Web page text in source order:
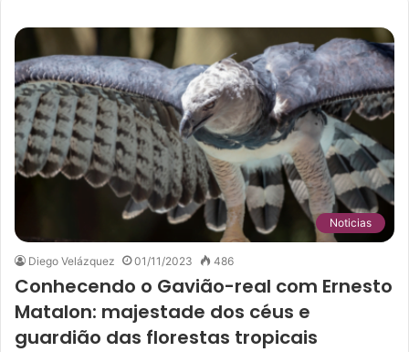
Noticias
Diego Velázquez 01/11/2023 486
Conhecendo o Gavião-real com Ernesto
Matalon: majestade dos céus e
guardião das florestas tropicais